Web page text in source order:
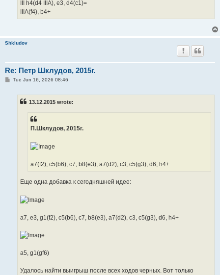
III h4(d4 IIIA), e3, d4(c1)=
IIIA(f4), b4+
Shkludov
Re: Петр Шклудов, 2015г.
PTue Jun 16, 2026 08:46
13.12.2015 wrote:
П.Шклудов, 2015г.
a7(f2), c5(b6), c7, b8(e3), a7(d2), c3, c5(g3), d6, h4+
Еще одна добавка к сегодняшней идее:
a7, e3, g1(f2), c5(b6), c7, b8(e3), a7(d2), c3, c5(g3), d6, h4+
a5, g1(gf6)
Удалось найти выигрыш после всех ходов черных. Вот только